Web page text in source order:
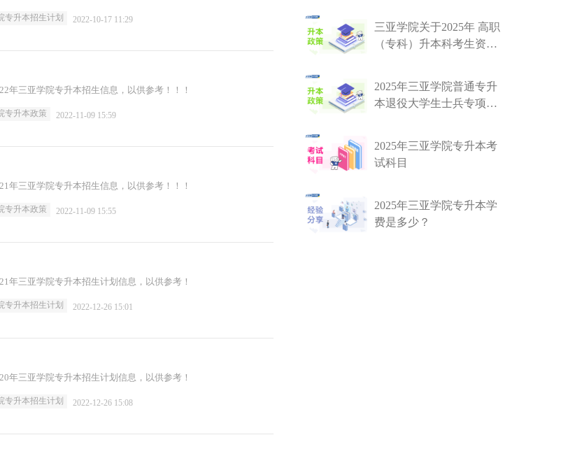
专升本招生计划 2022-10-17 11:29
年三亚学院专升本招生信息，以供参考！！！
专升本政策 2022-11-09 15:59
年三亚学院专升本招生信息，以供参考！！！
专升本政策 2022-11-09 15:55
年三亚学院专升本招生计划信息，以供参考！
专升本招生计划 2022-12-26 15:01
年三亚学院专升本招生计划信息，以供参考！
专升本招生计划 2022-12-26 15:08
三亚学院关于2025年 高职
（专科）升本科考生资格
2025年三亚学院普通专升
本退役大学生士兵专项计
2025年三亚学院专升本考
试科目
2025年三亚学院专升本学
费是多少？